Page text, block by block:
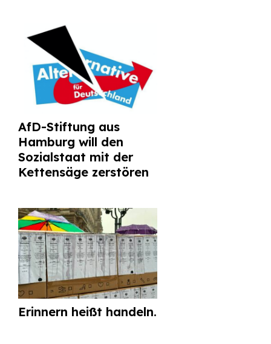
AfD-Stiftung aus
Hamburg will den
Sozialstaat mit der
Kettensäge zerstören
Erinnern heißt handeln.